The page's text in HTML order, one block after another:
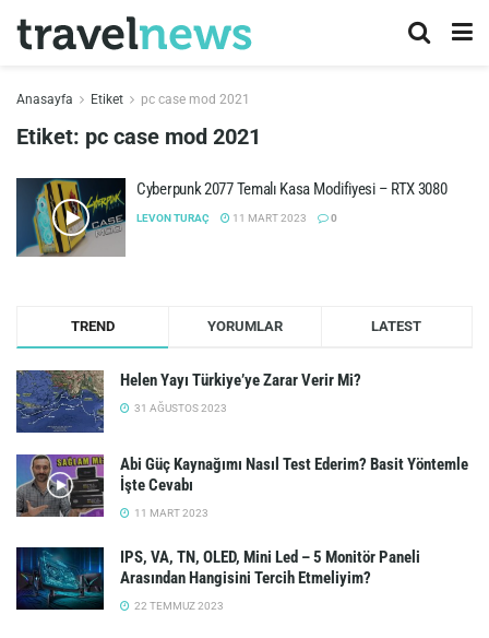
Anasayfa Etiket pc case mod 2021
Etiket: pc case mod 2021
Cyberpunk 2077 Temalı Kasa Modifiyesi – RTX 3080
LEVON TURAÇ 11 MART 2023 0
TREND YORUMLAR LATEST
Helen Yayı Türkiye’ye Zarar Verir Mi?
31 AĞUSTOS 2023
Abi Güç Kaynağımı Nasıl Test Ederim? Basit Yöntemle
İşte Cevabı
11 MART 2023
IPS, VA, TN, OLED, Mini Led – 5 Monitör Paneli
Arasından Hangisini Tercih Etmeliyim?
22 TEMMUZ 2023